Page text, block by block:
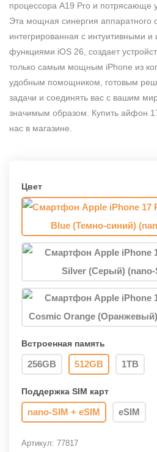
процессора A19 Pro и потрясающе
Эта мощная синергия аппаратного
интегрированная с интуитивными и
функциями iOS 26, создает
только самым мощным iPhone из
удобным помощником, готовым
задачи и соединять вас с вашим
значимым образом. Купить айфон
нас в магазине.
Цвет
Встроенная память
256GB 512GB 1TB
Поддержка SIM карт
nano-SIM + eSIM eSIM
Артикул: 77817